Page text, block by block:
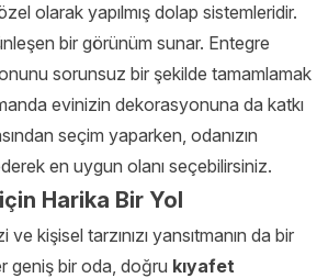
olarak yapılmış dolap sistemleridir.
bir görünüm sunar. Entegre
sorunsuz bir şekilde tamamlamak
evinizin dekorasyonuna da katkı
seçim yaparken, odanızın
en uygun olanı seçebilirsiniz.
Harika Bir Yol
kişisel tarzınızı yansıtmanın da bir
geniş bir oda, doğru kıyafet